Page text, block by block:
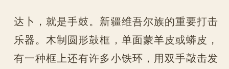
达卜，就是手鼓。新疆维吾尔族的重要打击
乐器。木制圆形鼓框，单面蒙羊皮或蟒皮，
有一种框上还有许多小铁环，用双手敲击发